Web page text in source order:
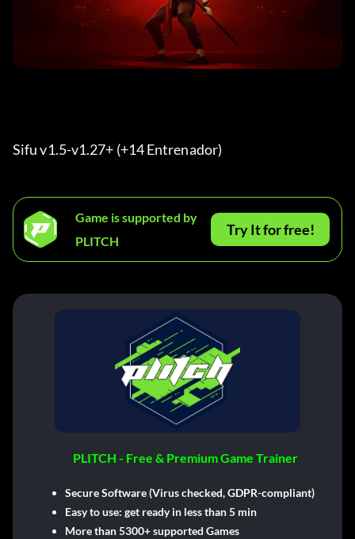
Sifu v1.5-v1.27+ (+14 Entrenador)
Game is supported by
PLITCH
Try It for free!
PLITCH - Free & Premium Game Trainer
Secure Software (Virus checked, GDPR-compliant)
Easy to use: get ready in less than 5 min
More than 5300+ supported Games